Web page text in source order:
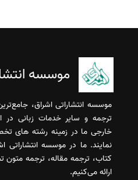
موسسه
موسسه انتشاراتی اشراق،
ترجمه و سایر خدمات زبانی در
خارجی ما در زمینه رشته های
نمایند. ما در موسسه
کتاب، ترجمه مقاله، ترجمه
ارائه می‌کنیم.